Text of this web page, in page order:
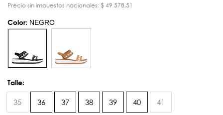
Precio sin impuestos nacionales: $ 49.578,51
Color: NEGRO
Talle:
35 36 37 38 39 40 41